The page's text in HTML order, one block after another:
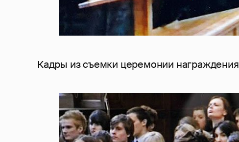
Кадры из съемки церемонии награждения